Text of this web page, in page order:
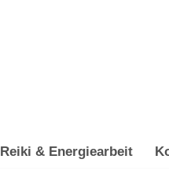
Reiki & Energiearbeit